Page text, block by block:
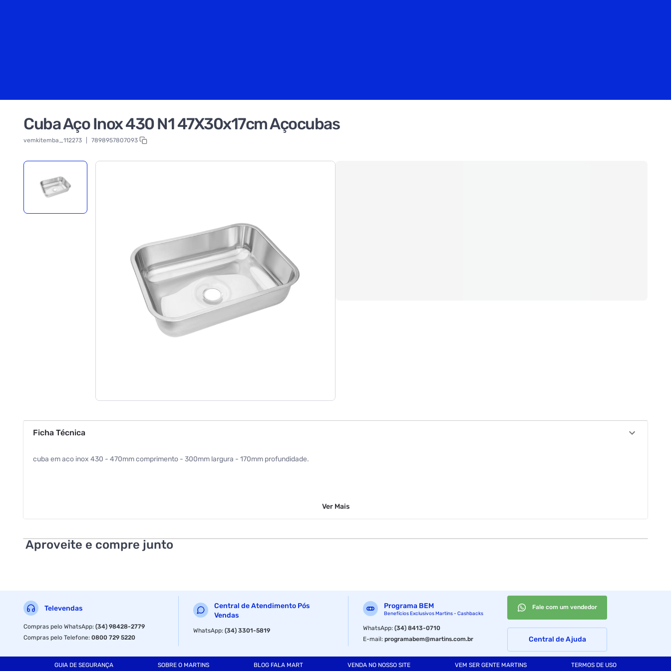
Cuba Aço Inox 430 N1 47X30x17cm Açocubas
vemkitemba_112273 7898957807093
Ficha Técnica
cuba em aco inox 430 - 470mm comprimento - 300mm largura - 170mm profundidade.
Ver Mais
Aproveite e compre junto
Televendas
Compras pelo WhatsApp:(34) 98428-2779
Compras pelo Telefone:0800 729 5220
Central de Atendimento Pós
Vendas
WhatsApp:(34) 3301-5819
Programa BEM
Benefícios Exclusivos Martins - Cashbacks
WhatsApp:(34) 8413-0710
E-mail:programabem@martins.com.br
Fale com um vendedor
Central de Ajuda
GUIA DE SEGURANÇA SOBRE O MARTINS BLOG FALA MART VENDA NO NOSSO SITE VEM SER GENTE MARTINS TERMOS DE USO